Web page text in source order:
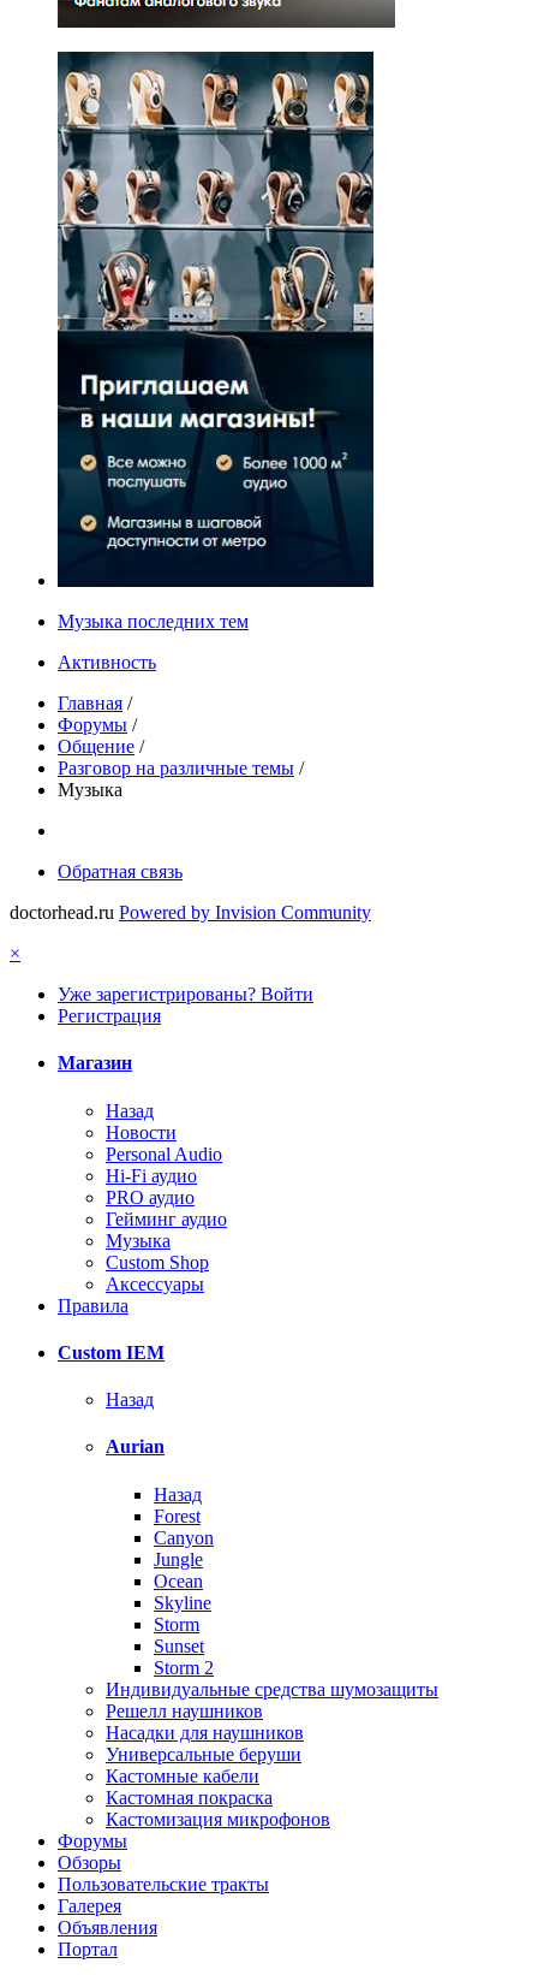
Музыка последних тем
Активность
Главная /
Форумы /
Общение /
Разговор на различные темы /
Музыка
Обратная связь
doctorhead.ru Powered by Invision Community
×
Уже зарегистрированы? Войти
Регистрация
Магазин
Назад
Новости
Personal Audio
Hi-Fi аудио
PRO аудио
Гейминг аудио
Музыка
Custom Shop
Аксессуары
Правила
Custom IEM
Назад
Aurian
Назад
Forest
Canyon
Jungle
Ocean
Skyline
Storm
Sunset
Storm 2
Индивидуальные средства шумозащиты
Решелл наушников
Насадки для наушников
Универсальные беруши
Кастомные кабели
Кастомная покраска
Кастомизация микрофонов
Форумы
Обзоры
Пользовательские тракты
Галерея
Объявления
Портал